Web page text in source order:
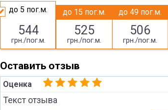
до 5 пог.м.
544
грн./пог.м.
до 15 пог.м.
525
грн./пог.м.
до 49 пог.м.
506
грн./пог.м.
Оставить отзыв
Оценка
Текст отзыва